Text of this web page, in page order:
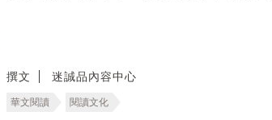
撰文 迷誠品內容中心
華文閱讀 閱讀文化